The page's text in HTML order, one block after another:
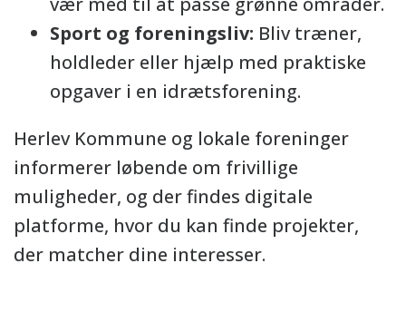
Sport og foreningsliv: Bliv træner,
holdleder eller hjælp med praktiske
opgaver i en idrætsforening.
Herlev Kommune og lokale foreninger
informerer løbende om frivillige
muligheder, og der findes digitale
platforme, hvor du kan finde projekter,
der matcher dine interesser.